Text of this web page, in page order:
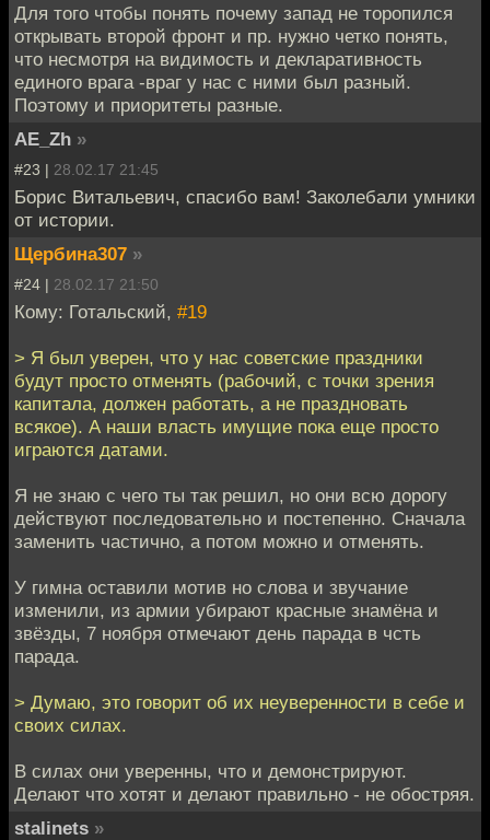
Для того чтобы понять почему запад не торопился
открывать второй фронт и пр. нужно четко понять,
что несмотря на видимость и декларативность
единого врага -враг у нас с ними был разный.
Поэтому и приоритеты разные.
AE_Zh »
#23 | 28.02.17 21:45
Борис Витальевич, спасибо вам! Заколебали умники
от истории.
Щербина307 »
#24 | 28.02.17 21:50
Кому: Готальский, #19
> Я был уверен, что у нас советские праздники
будут просто отменять (рабочий, с точки зрения
капитала, должен работать, а не праздновать
всякое). А наши власть имущие пока еще просто
играются датами.
Я не знаю с чего ты так решил, но они всю дорогу
действуют последовательно и постепенно. Сначала
заменить частично, а потом можно и отменять.
У гимна оставили мотив но слова и звучание
изменили, из армии убирают красные знамёна и
звёзды, 7 ноября отмечают день парада в чсть
парада.
> Думаю, это говорит об их неуверенности в себе и
своих силах.
В силах они уверенны, что и демонстрируют.
Делают что хотят и делают правильно - не обостряя.
stalinets »